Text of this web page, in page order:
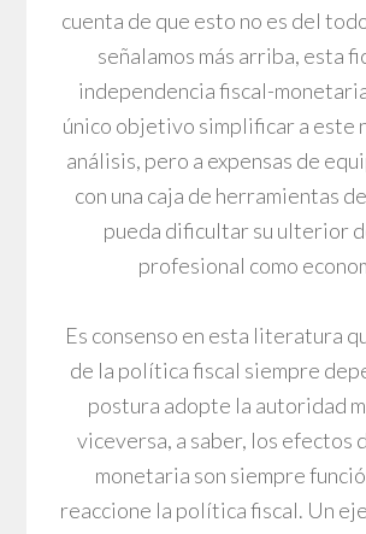
cuenta de que esto no es del
señalamos más arriba, esta
independencia fiscal-
único objetivo simplificar a este
análisis, pero a expensas de
con una caja de herramientas
pueda dificultar su ulterior
profesional como
Es consenso en esta literatura
de la política fiscal siempre
postura adopte la autoridad
viceversa, a saber, los efectos
monetaria son siempre
reaccione la política fiscal. Un